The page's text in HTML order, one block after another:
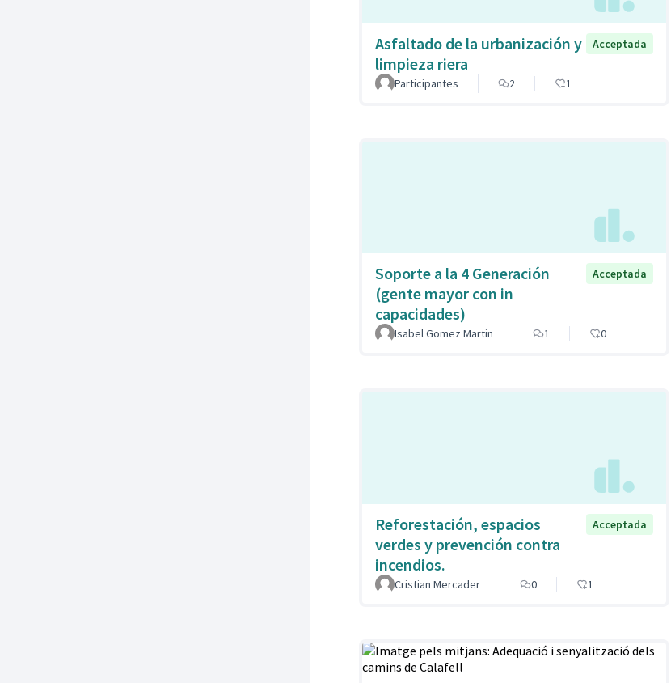
Asfaltado de la urbanización y
limpieza riera
Acceptada
Participantes 2 1
Soporte a la 4 Generación
(gente mayor con in
capacidades)
Acceptada
Isabel Gomez Martin 1 0
Reforestación, espacios
verdes y prevención contra
incendios.
Acceptada
Cristian Mercader 0 1